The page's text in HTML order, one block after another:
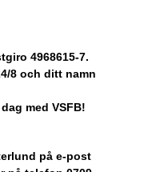
4968615-7.
8 och ditt namn
med VSFB!
på e-post